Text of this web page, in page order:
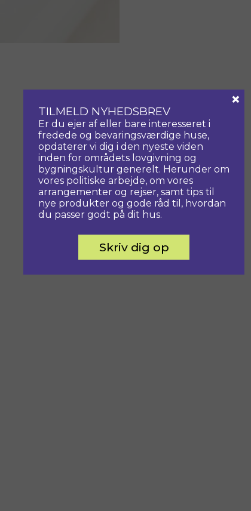
TILMELD NYHEDSBREV
Er du ejer af eller bare interesseret i
fredede og bevaringsværdige huse,
opdaterer vi dig i den nyeste viden
inden for områdets lovgivning og
bygningskultur generelt. Herunder om
vores politiske arbejde, om vores
arrangementer og rejser, samt tips til
nye produkter og gode råd til, hvordan
du passer godt på dit hus.
Skriv dig op
×